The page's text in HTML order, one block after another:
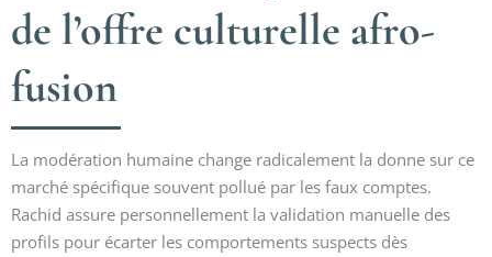
de l’offre culturelle afro-
fusion
La modération humaine change radicalement la donne sur ce
marché spécifique souvent pollué par les faux comptes.
Rachid assure personnellement la validation manuelle des
profils pour écarter les comportements suspects dès